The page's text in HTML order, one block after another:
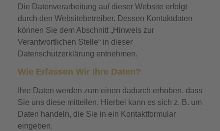
Die Datenverarbeitung auf dieser Website erfolgt
durch den Websitebetreiber. Dessen Kontaktdaten
können Sie dem Abschnitt „Hinweis zur
Verantwortlichen Stelle“ in dieser
Datenschutzerklärung entnehmen.
Wie Erfassen Wir Ihre Daten?
Ihre Daten werden zum einen dadurch erhoben, dass
Sie uns diese mitteilen. Hierbei kann es sich z. B. um
Daten handeln, die Sie in ein Kontaktformular
eingeben.